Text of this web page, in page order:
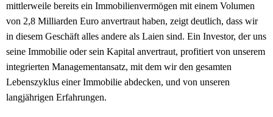
mittlerweile bereits ein Immobilienvermögen mit einem Volumen
von 2,8 Milliarden Euro anvertraut haben, zeigt deutlich, dass wir
in diesem Geschäft alles andere als Laien sind. Ein Investor, der uns
seine Immobilie oder sein Kapital anvertraut, profitiert von unserem
integrierten Managementansatz, mit dem wir den gesamten
Lebenszyklus einer Immobilie abdecken, und von unseren
langjährigen Erfahrungen.